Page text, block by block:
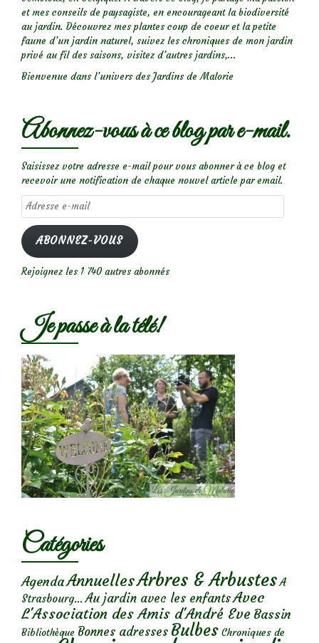
et mes conseils de paysagiste, en encourageant la biodiversité
au jardin. Découvrez mes plantes coup de coeur et la petite
faune d’un jardin naturel, suivez les chroniques de mon jardin
privé au fil des saisons, visitez d’autres jardins,...
Bienvenue dans l’univers des Jardins de Malorie
Abonnez-vous à ce blog par e-mail.
Saisissez votre adresse e-mail pour vous abonner à ce blog et
recevoir une notification de chaque nouvel article par email.
Adresse
e-
mail
ABONNEZ-VOUS
Rejoignez les 1 740 autres abonnés
Je passe à la télé!
Catégories
AgendaAnnuellesArbres & Arbustes A
Strasbourg... Au jardin avec les enfantsAvec
L'Association des Amis d'André Eve Bassin
Bibliothèque Bonnes adresses Bulbes Chroniques de